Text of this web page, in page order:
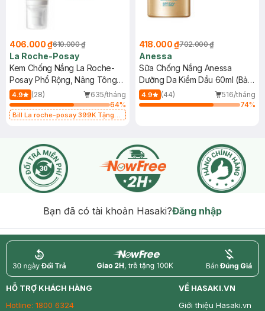
406.000 ₫610.000 ₫
La Roche-Posay
Kem Chống Nắng La Roche-
Posay Phổ Rộng, Nâng Tông
Kiềm Dầu 50ml
4.9 (28)
635/tháng
64%
Bill La roche-posay 399K Tặng
418.000 ₫702.000 ₫
Anessa
Sữa Chống Nắng Anessa
Dưỡng Da Kiềm Dầu 60ml (Bản
Mới)
4.9 (44)
516/tháng
74%
Bạn đã có tài khoản Hasaki?Đăng nhập
return nowfree price
HỖ TRỢ KHÁCH HÀNG
Hotline: 1800 6324
VỀ HASAKI.VN
Giới thiệu Hasaki.vn